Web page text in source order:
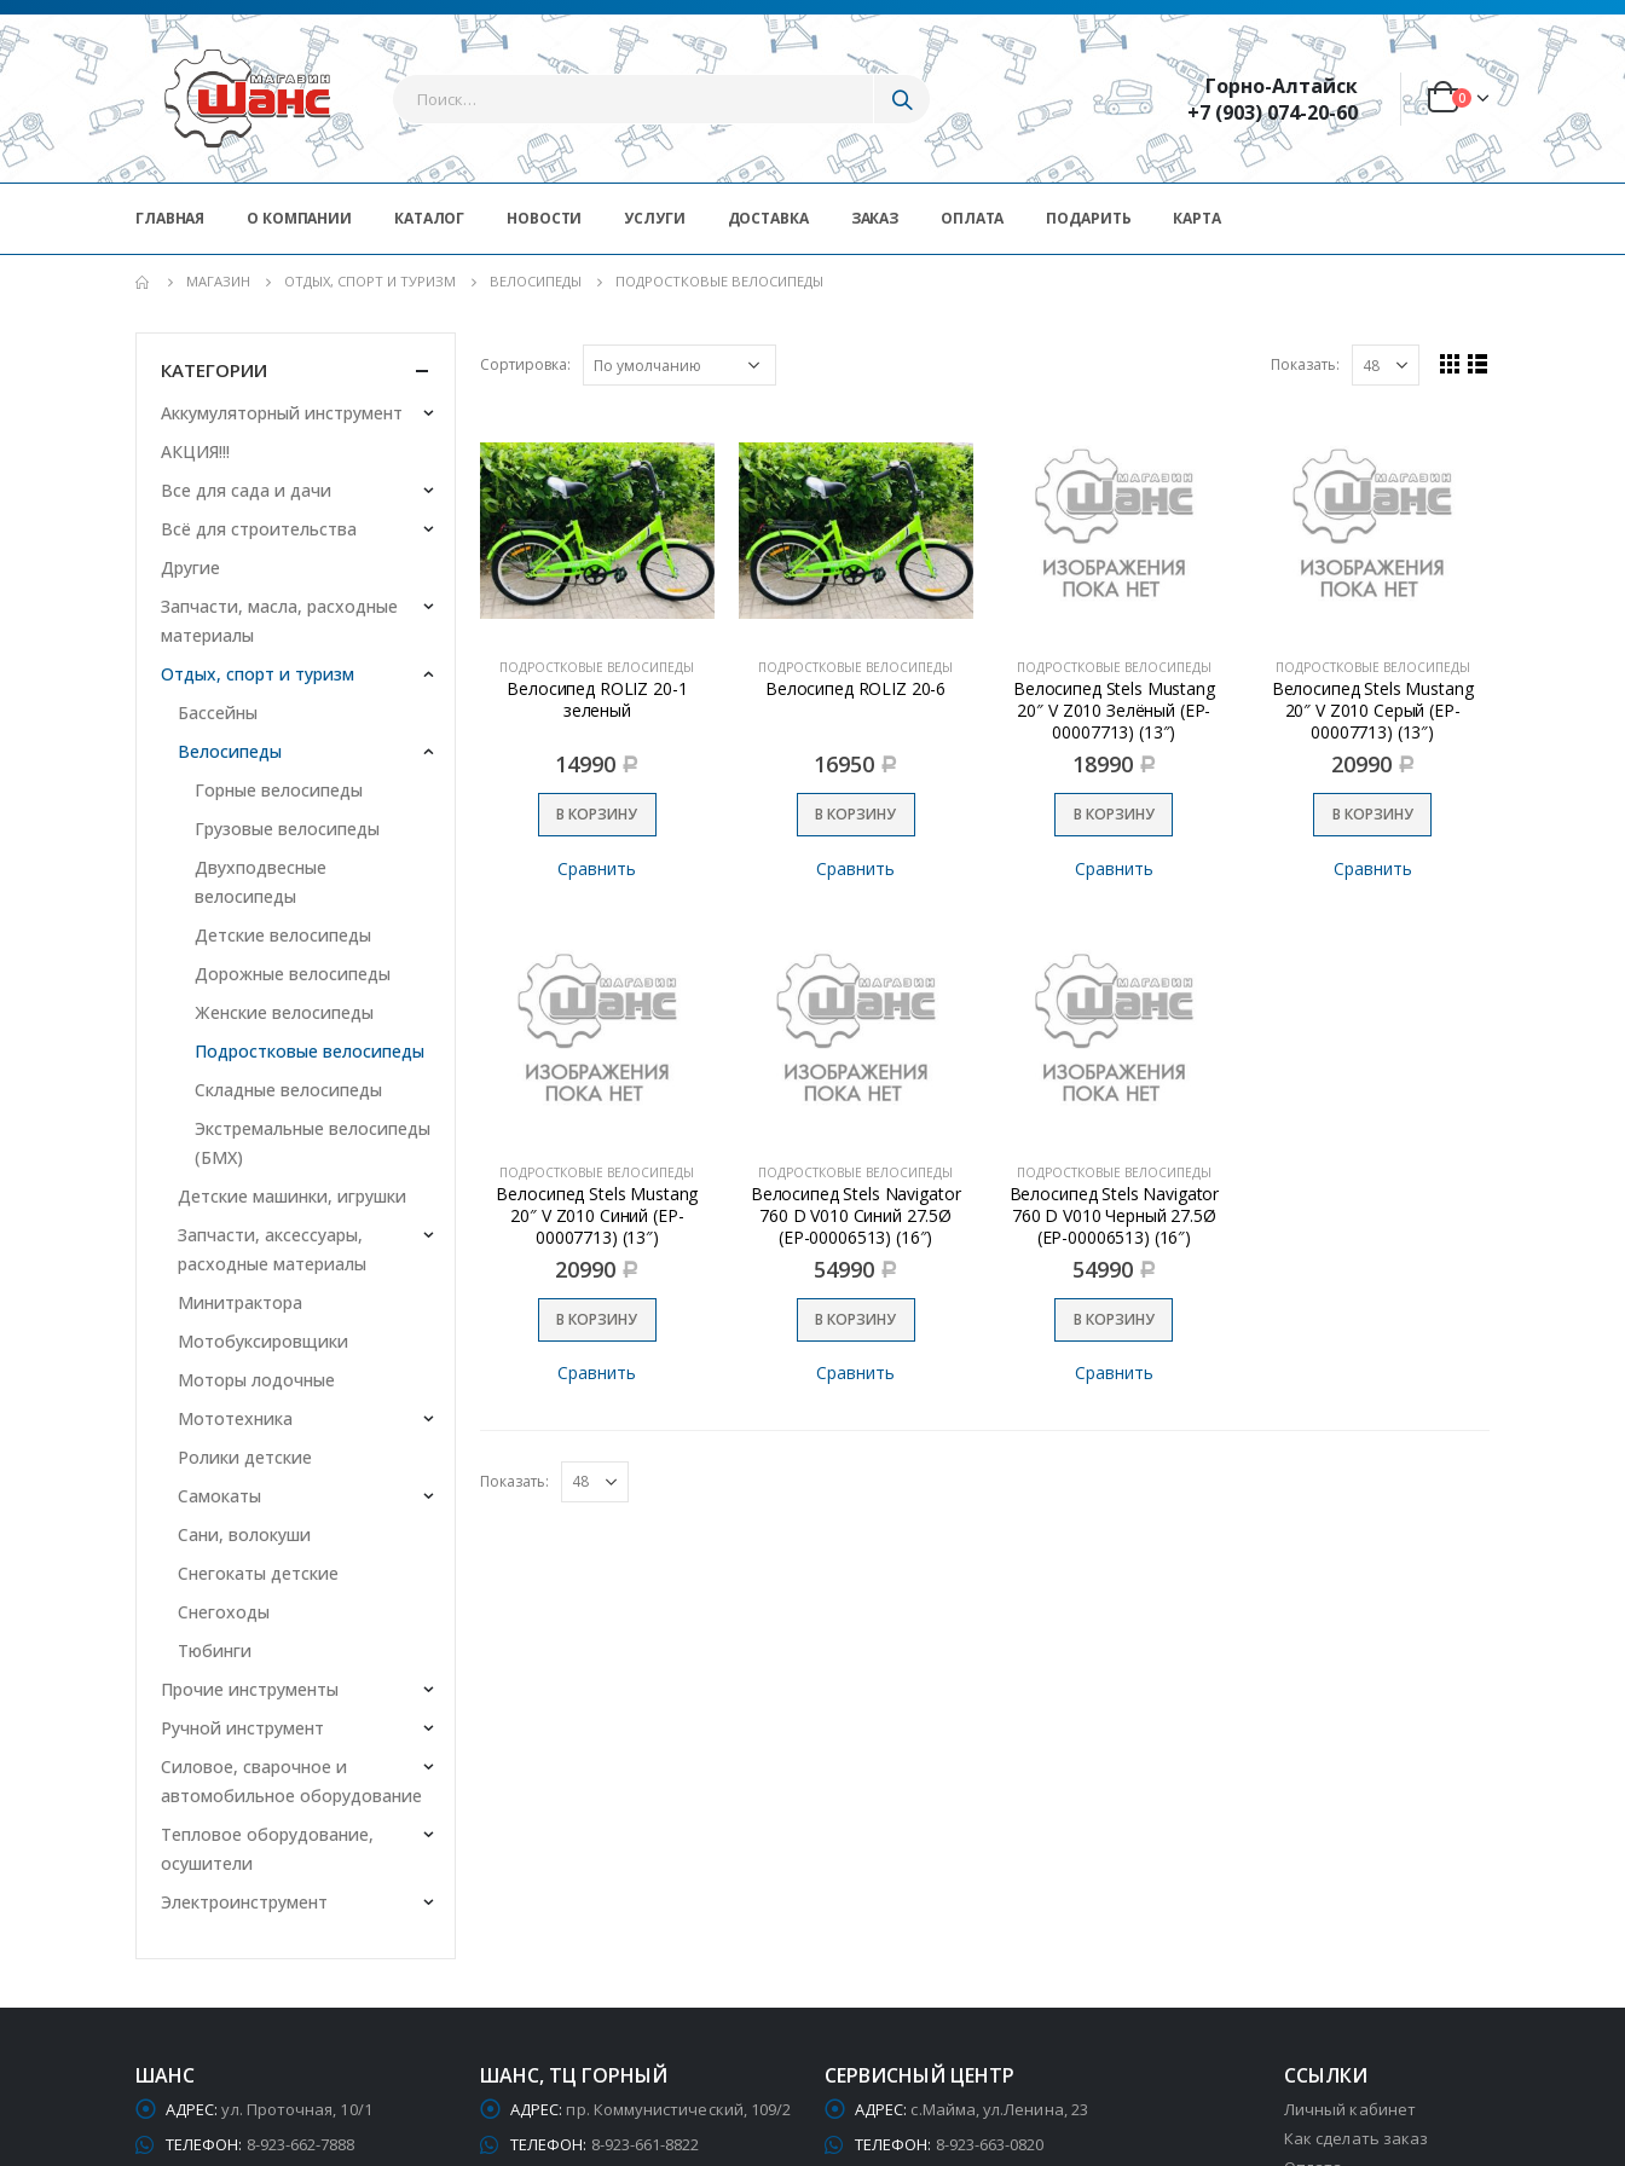
Горно-Алтайск
+7 (903) 074-20-60
0
ГЛАВНАЯ О КОМПАНИИ КАТАЛОГ НОВОСТИ УСЛУГИ ДОСТАВКА ЗАКАЗ ОПЛАТА ПОДАРИТЬ КАРТА
МАГАЗИН ОТДЫХ, СПОРТ И ТУРИЗМ ВЕЛОСИПЕДЫ ПОДРОСТКОВЫЕ ВЕЛОСИПЕДЫ
Сортировка: Показать:
ПОДРОСТКОВЫЕ ВЕЛОСИПЕДЫ
Велосипед ROLIZ 20-1
зеленый
14990 Р
В КОРЗИНУ
Сравнить
ПОДРОСТКОВЫЕ ВЕЛОСИПЕДЫ
Велосипед ROLIZ 20-6
16950 Р
В КОРЗИНУ
Сравнить
ПОДРОСТКОВЫЕ ВЕЛОСИПЕДЫ
Велосипед Stels Mustang
20″ V Z010 Зелёный (EP-
00007713) (13″)
18990 Р
В КОРЗИНУ
Сравнить
ПОДРОСТКОВЫЕ ВЕЛОСИПЕДЫ
Велосипед Stels Mustang
20″ V Z010 Серый (EP-
00007713) (13″)
20990 Р
В КОРЗИНУ
Сравнить
ПОДРОСТКОВЫЕ ВЕЛОСИПЕДЫ
Велосипед Stels Mustang
20″ V Z010 Синий (EP-
00007713) (13″)
20990 Р
В КОРЗИНУ
Сравнить
ПОДРОСТКОВЫЕ ВЕЛОСИПЕДЫ
Велосипед Stels Navigator
760 D V010 Синий 27.5Ø
(EP-00006513) (16″)
54990 Р
В КОРЗИНУ
Сравнить
ПОДРОСТКОВЫЕ ВЕЛОСИПЕДЫ
Велосипед Stels Navigator
760 D V010 Черный 27.5Ø
(EP-00006513) (16″)
54990 Р
В КОРЗИНУ
Сравнить
Показать:
КАТЕГОРИИ
Аккумуляторный инструмент
АКЦИЯ!!!
Все для сада и дачи
Всё для строительства
Другие
Запчасти, масла, расходные
материалы
Отдых, спорт и туризм
Бассейны
Велосипеды
Горные велосипеды
Грузовые велосипеды
Двухподвесные
велосипеды
Детские велосипеды
Дорожные велосипеды
Женские велосипеды
Подростковые велосипеды
Складные велосипеды
Экстремальные велосипеды
(БМХ)
Детские машинки, игрушки
Запчасти, аксессуары,
расходные материалы
Минитрактора
Мотобуксировщики
Моторы лодочные
Мототехника
Ролики детские
Самокаты
Сани, волокуши
Снегокаты детские
Снегоходы
Тюбинги
Прочие инструменты
Ручной инструмент
Силовое, сварочное и
автомобильное оборудование
Тепловое оборудование,
осушители
Электроинструмент
ШАНС
АДРЕС: ул. Проточная, 10/1
ТЕЛЕФОН: 8-923-662-7888
ШАНС, ТЦ ГОРНЫЙ
АДРЕС: пр. Коммунистический, 109/2
ТЕЛЕФОН: 8-923-661-8822
СЕРВИСНЫЙ ЦЕНТР
АДРЕС: с.Майма, ул.Ленина, 23
ТЕЛЕФОН: 8-923-663-0820
ССЫЛКИ
Личный кабинет
Как сделать заказ